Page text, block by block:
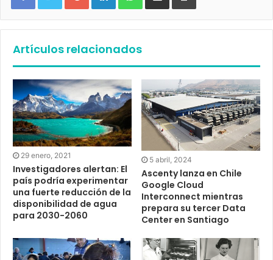
Artículos relacionados
29 enero, 2021
Investigadores alertan: El
país podría experimentar
una fuerte reducción de la
disponibilidad de agua
para 2030-2060
5 abril, 2024
Ascenty lanza en Chile
Google Cloud
Interconnect mientras
prepara su tercer Data
Center en Santiago